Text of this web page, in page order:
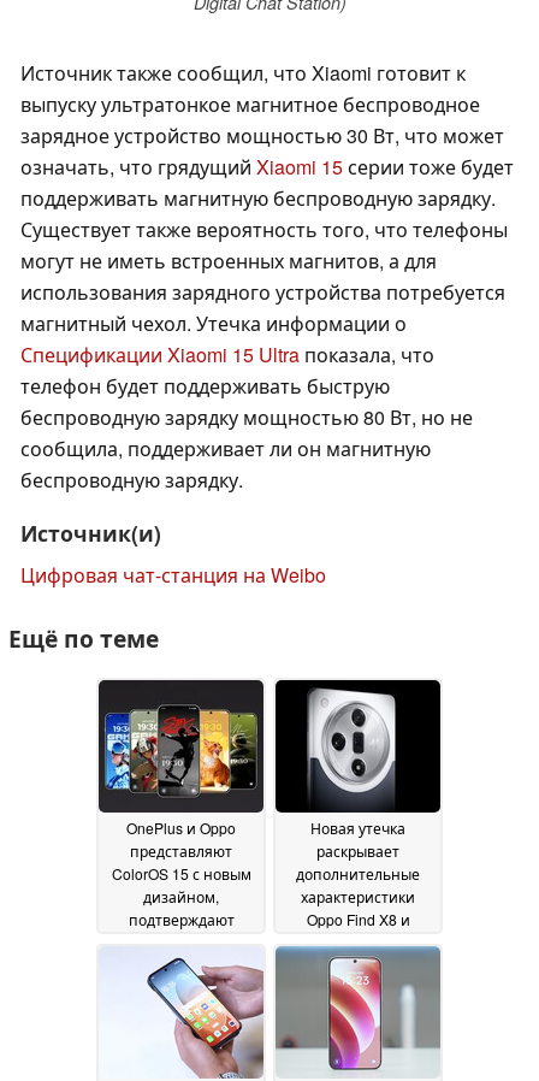
Источник также сообщил, что Xiaomi готовит к
выпуску ультратонкое магнитное беспроводное
зарядное устройство мощностью 30 Вт, что может
означать, что грядущий Xiaomi 15серии тоже будет
поддерживать магнитную беспроводную зарядку.
Существует также вероятность того, что телефоны
могут не иметь встроенных магнитов, а для
использования зарядного устройства потребуется
магнитный чехол. Утечка информации о
Спецификации Xiaomi 15 Ultra показала, что
телефон будет поддерживать быструю
беспроводную зарядку мощностью 80 Вт, но не
сообщила, поддерживает ли он магнитную
беспроводную зарядку.
Источник(и)
Цифровая чат-станция на Weibo
Ещё по теме
OnePlus и Oppo
представляют
ColorOS 15 с новым
дизайном,
подтверждают
дорожную карту
обновлений Android
1518 October 2024
Новая утечка
раскрывает
дополнительные
характеристики
Oppo Find X8 и
возможную дату
запуска 06 October 2024